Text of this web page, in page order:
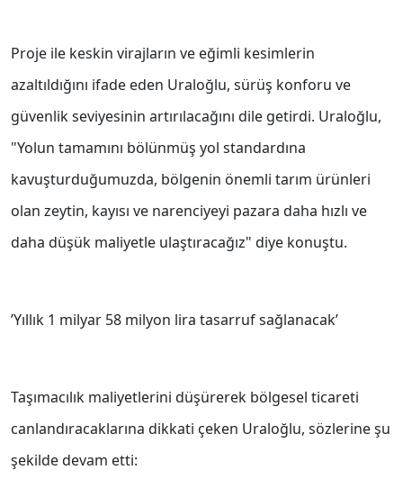
Proje ile keskin virajların ve eğimli kesimlerin
azaltıldığını ifade eden Uraloğlu, sürüş konforu ve
güvenlik seviyesinin artırılacağını dile getirdi. Uraloğlu,
"Yolun tamamını bölünmüş yol standardına
kavuşturduğumuzda, bölgenin önemli tarım ürünleri
olan zeytin, kayısı ve narenciyeyi pazara daha hızlı ve
daha düşük maliyetle ulaştıracağız" diye konuştu.
’Yıllık 1 milyar 58 milyon lira tasarruf sağlanacak’
Taşımacılık maliyetlerini düşürerek bölgesel ticareti
canlandıracaklarına dikkati çeken Uraloğlu, sözlerine şu
şekilde devam etti: